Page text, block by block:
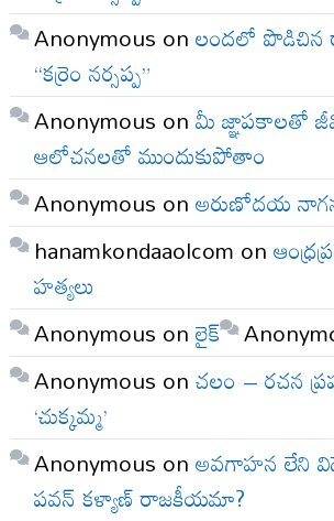
Anonymous onలందలో పొడిచిన
“కర్రెం నర్సప్ప”
Anonymous onమీ జ్ఞాపకాలతో
ఆలోచనలతో ముందుకుపోతాం
Anonymous onఅరుణోదయ
hanamkondaaolcom on
హత్యలు
Anonymous onలైక్
Anonymous onచలం – రచన
‘చుక్కమ్మ’
Anonymous onఅవగాహన లేని
పవన్ కళ్యాణ్ రాజకీయమా?